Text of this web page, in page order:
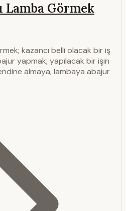
Lamba Görmek
kazancı belli olacak bir iş
yapmak; yapılacak bir işin
almaya, lambaya abajur